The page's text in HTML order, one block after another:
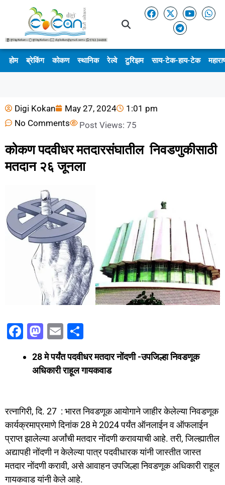
होम ब्रेकिंग कोकण स्थानिक रेल्वे टुरिझम साय-टेक-हाय-टेक
Digi Kokan May 27, 2024
1:01 pm
No Comments
Post Views: 75
कोकण पदवीधर मतदारसंघातील निवडणुकीसाठी
मतदान २६ जूनला
F
c
o
o
k
M
a
st
o
o
n
E
ai
l
ar
e
28 मे पर्यंत पदवीधर मतदार नोंदणी -उपजिल्हा निवडणूक
अधिकारी राहूल गायकवाड
रत्नागिरी, दि. 27 : भारत निवडणूक आयोगाने जाहीर केलेल्या निवडणूक
कार्यक्रमाप्रमाणे दिनांक 28 मे 2024 पर्यंत ऑनलाईन व ऑफलाईन
प्राप्त झालेल्या अर्जांची मतदार नोंदणी करावयाची आहे. तरी, जिल्ह्यातील
अद्यापही नोंदणी न केलेल्या पात्र पदवीधारक यांनी जास्तीत जास्त
मतदार नोंदणी करावी, असे आवाहन उपजिल्हा निवडणूक अधिकारी राहूल
गायकवाड यांनी केले आहे.